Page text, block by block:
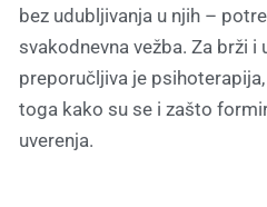
bez udubljivanja u njih –
svakodnevna vežba. Za brži i
preporučljiva je
toga kako su se i zašto
uverenja.